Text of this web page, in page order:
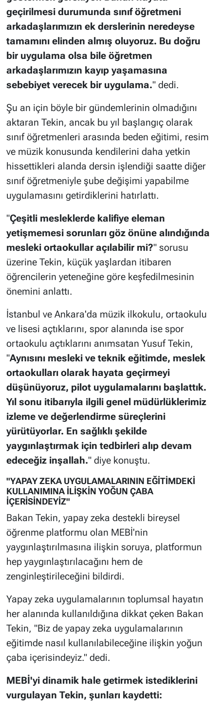
geçirilmesi durumunda sınıf öğretmeni
arkadaşlarımızın ek derslerinin neredeyse
tamamını elinden almış oluyoruz. Bu doğru
bir uygulama olsa bile öğretmen
arkadaşlarımızın kayıp yaşamasına
sebebiyet verecek bir uygulama." dedi.
Şu an için böyle bir gündemlerinin olmadığını
aktaran Tekin, ancak bu yıl başlangıç olarak
sınıf öğretmenleri arasında beden eğitimi, resim
ve müzik konusunda kendilerini daha yetkin
hissettikleri alanda dersin işlendiği saatte diğer
sınıf öğretmeniyle şube değişimi yapabilme
uygulamasını getirdiklerini hatırlattı.
"Çeşitli mesleklerde kalifiye eleman
yetişmemesi sorunları göz önüne alındığında
mesleki ortaokullar açılabilir mi?" sorusu
üzerine Tekin, küçük yaşlardan itibaren
öğrencilerin yeteneğine göre keşfedilmesinin
önemini anlattı.
İstanbul ve Ankara'da müzik ilkokulu, ortaokulu
ve lisesi açtıklarını, spor alanında ise spor
ortaokulu açtıklarını anımsatan Yusuf Tekin,
"Aynısını mesleki ve teknik eğitimde, meslek
ortaokulları olarak hayata geçirmeyi
düşünüyoruz, pilot uygulamalarını başlattık.
Yıl sonu itibarıyla ilgili genel müdürlüklerimiz
izleme ve değerlendirme süreçlerini
yürütüyorlar. En sağlıklı şekilde
yaygınlaştırmak için tedbirleri alıp devam
edeceğiz inşallah." diye konuştu.
"YAPAY ZEKA UYGULAMALARININ EĞİTİMDEKİ
KULLANIMINA İLİŞKİN YOĞUN ÇABA
İÇERİSİNDEYİZ"
Bakan Tekin, yapay zeka destekli bireysel
öğrenme platformu olan MEBİ'nin
yaygınlaştırılmasına ilişkin soruya, platformun
hep yaygınlaştırılacağını hem de
zenginleştirileceğini bildirdi.
Yapay zeka uygulamalarının toplumsal hayatın
her alanında kullanıldığına dikkat çeken Bakan
Tekin, "Biz de yapay zeka uygulamalarının
eğitimde nasıl kullanılabileceğine ilişkin yoğun
çaba içerisindeyiz." dedi.
MEBİ'yi dinamik hale getirmek istediklerini
vurgulayan Tekin, şunları kaydetti: